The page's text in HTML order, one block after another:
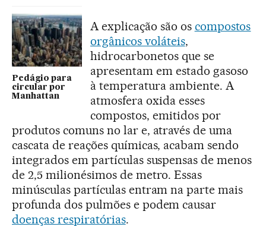
Pedágio para
circular por
Manhattan
A explicação são os compostos
orgânicos voláteis,
hidrocarbonetos que se
apresentam em estado gasoso
à temperatura ambiente. A
atmosfera oxida esses
compostos, emitidos por
produtos comuns no lar e, através de uma
cascata de reações químicas, acabam sendo
integrados em partículas suspensas de menos
de 2,5 milionésimos de metro. Essas
minúsculas partículas entram na parte mais
profunda dos pulmões e podem causar
doenças respiratórias.